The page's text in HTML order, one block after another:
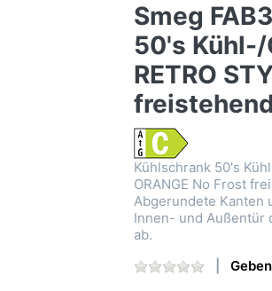
Smeg
50's
RETRO
Kühlschrank 50's
ORANGE No Frost
Abgerundete Kanten
Innen- und Außentür
ab.